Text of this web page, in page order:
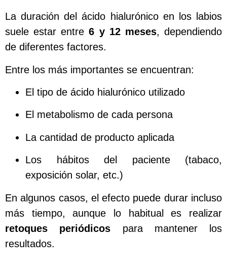
La duración del ácido hialurónico en los labios
suele estar entre6 y 12 meses, dependiendo
de diferentes factores.
Entre los más importantes se encuentran:
El tipo de ácido hialurónico utilizado
El metabolismo de cada persona
La cantidad de producto aplicada
Los hábitos del paciente (tabaco,
exposición solar, etc.)
En algunos casos, el efecto puede durar incluso
más tiempo, aunque lo habitual es realizar
retoques periódicos para mantener los
resultados.